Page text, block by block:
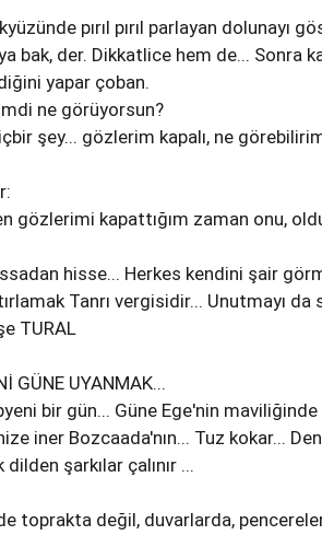
pırıl pırıl parlayan dolunayı
bak, der. Dikkatlice hem de... Sonra
yapar çoban.
ne görüyorsun?
şey... gözlerim kapalı, ne
gözlerimi kapattığım zaman onu,
hisse... Herkes kendini şair
Tanrı vergisidir... Unutmayı da
TURAL
GÜNE UYANMAK...
bir gün... Güne Ege'nin
iner Bozcaada'nın... Tuz kokar...
dilden şarkılar çalınır ...
toprakta değil, duvarlarda,